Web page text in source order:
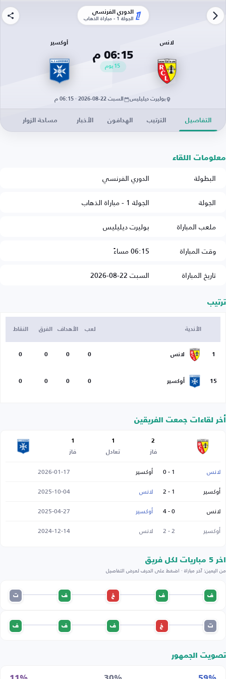
الدوري الفرنسي
الجولة 1 - مباراة الذهاب
لانس
06:15 م
15 يوم
أوكسير
بوليرت ديليليس السبت 22-08-2026 · 06:15 م
التفاصيل الترتيب الهدافون الأخبار مساحة الزوار
معلومات اللقاء
البطولة
الدوري الفرنسي
الجولة
الجولة 1 - مباراة الذهاب
ملعب المباراة
بوليرت ديليليس
وقت المباراة
06:15 مساءً
تاريخ المباراة
السبت 22-08-2026
ترتيب
الأندية لعب الأهداف الفرق النقاط
1 لانس 0
0
0
0
15 أوكسير 0
0
0
0
أخر لقاءات جمعت الفريقين
2
فاز
1
تعادل
1
فاز
لانس 1 - 0 أوكسير
2026-01-17
أوكسير
1 - 2 لانس
2025-10-04
لانس
0 - 4 أوكسير
2025-04-27
أوكسير
2 - 2 لانس 2024-12-14
اخر 5 مباريات لكل فريق
من اليمين: آخر مباراة · اضغط على الحرف لعرض التفاصيل
ف ف خ ف ت
ت خ ف ف ف
تصويت الجمهور